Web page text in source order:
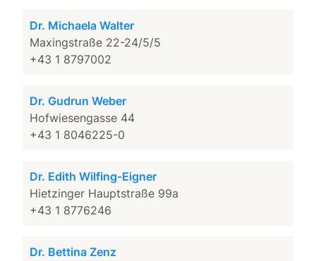
Dr. Michaela Walter
Maxingstraße 22-24/5/5
+43 1 8797002
Dr. Gudrun Weber
Hofwiesengasse 44
+43 1 8046225-0
Dr. Edith Wilfing-Eigner
Hietzinger Hauptstraße 99a
+43 1 8776246
Dr. Bettina Zenz